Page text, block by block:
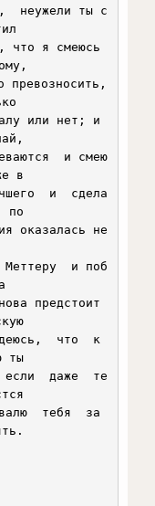
неужели ты с
что я смеюсь
превозносить,
или нет; и
и смею
в
и  сдела
по
оказалась не
предстоит
что  к
ты
даже  те
тебя  за